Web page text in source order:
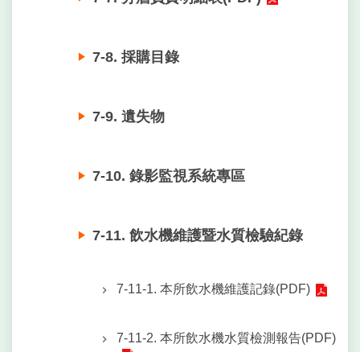
7-8. 採購目錄
7-9. 遺失物
7-10. 錄影監視系統專區
7-11. 飲水機維護暨水質檢驗紀錄
7-11-1. 本所飲水機維護記錄(PDF)
7-11-2. 本所飲水機水質檢測報告(PDF)